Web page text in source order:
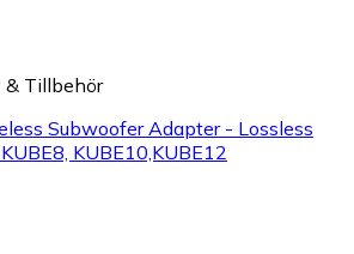
& Tillbehör
Subwoofer Adapter - Lossless
KUBE10,KUBE12